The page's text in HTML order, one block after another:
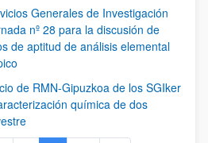
Generales de Investigación
nº 28 para la discusión de
de aptitud de análisis elemental
de RMN-Gipuzkoa de los SGIker
química de dos